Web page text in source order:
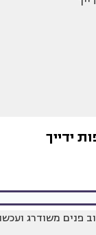
ידייך